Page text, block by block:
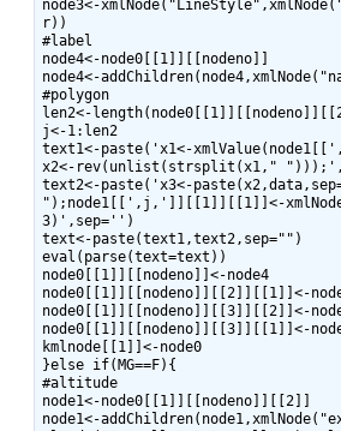
node3<-
r))
#label
node4<-node0[[1]][[nodeno]]
node4<-
#polygon
len2<-
j<-1:len2
text1<-paste('x1<-
x2<-rev(unlist(strsplit(x1,"
text2<-paste('x3<-
");node1[[',j,']][[1]][[1]]<-
3)',sep='')
text<-paste(text1,text2,sep="")
eval(parse(text=text))
node0[[1]][[nodeno]]<-node4
node0[[1]][[nodeno]][[2]][[1]]<-
node0[[1]][[nodeno]][[3]][[2]]<-
node0[[1]][[nodeno]][[3]][[1]]<-
kmlnode[[1]]<-node0
}else if(MG==F){
#altitude
node1<-node0[[1]][[nodeno]][[2]]
node1<-